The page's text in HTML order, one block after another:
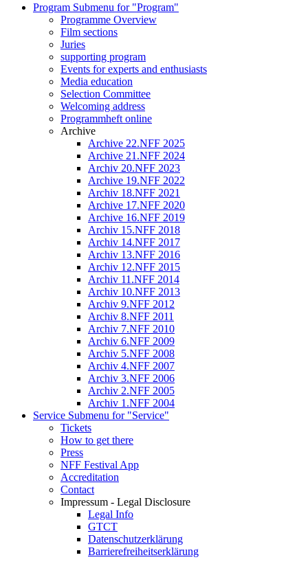
Program Submenu for "Program"
Programme Overview
Film sections
Juries
supporting program
Events for experts and enthusiasts
Media education
Selection Committee
Welcoming address
Programmheft online
Archive
Archive 22.NFF 2025
Archive 21.NFF 2024
Archiv 20.NFF 2023
Archive 19.NFF 2022
Archiv 18.NFF 2021
Archive 17.NFF 2020
Archive 16.NFF 2019
Archiv 15.NFF 2018
Archiv 14.NFF 2017
Archiv 13.NFF 2016
Archiv 12.NFF 2015
Archiv 11.NFF 2014
Archiv 10.NFF 2013
Archiv 9.NFF 2012
Archiv 8.NFF 2011
Archiv 7.NFF 2010
Archiv 6.NFF 2009
Archiv 5.NFF 2008
Archiv 4.NFF 2007
Archiv 3.NFF 2006
Archiv 2.NFF 2005
Archiv 1.NFF 2004
Service Submenu for "Service"
Tickets
How to get there
Press
NFF Festival App
Accreditation
Contact
Impressum - Legal Disclosure
Legal Info
GTCT
Datenschutzerklärung
Barrierefreiheitserklärung